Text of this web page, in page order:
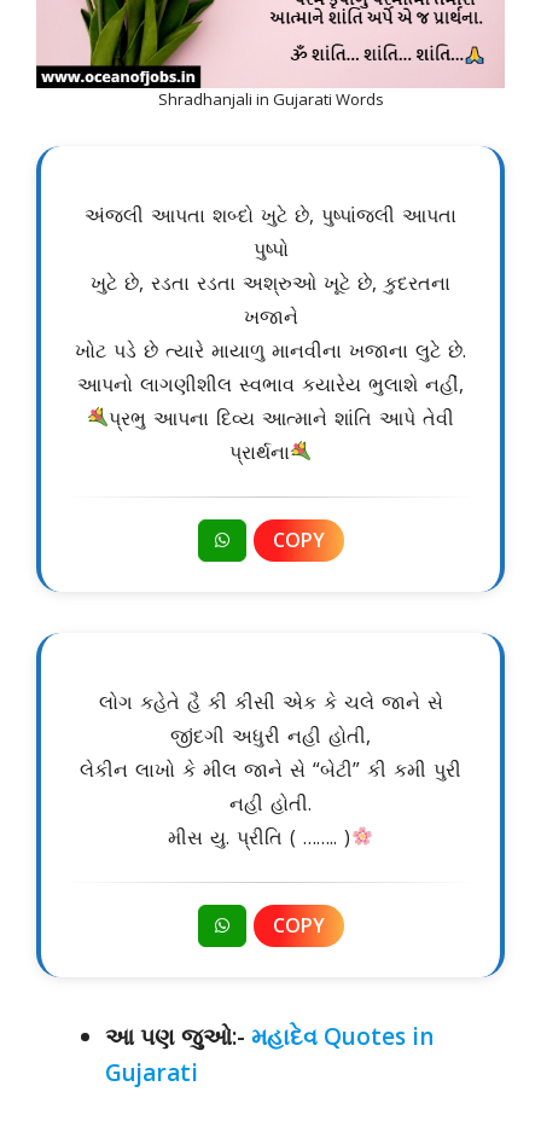
Shradhanjali in Gujarati Words
અંજલી આપતા શબ્દો ખુટે છે, પુષ્પાંજલી આપતા
પુષ્પો
ખુટે છે, રડતા રડતા અશ્રુઓ ખૂટે છે, કુદરતના
ખજાને
ખોટ પડે છે ત્યારે માયાળુ માનવીના ખજાના લુટે છે.
આપનો લાગણીશીલ સ્વભાવ કયારેય ભુલાશે નહીં,
પ્રભુ આપના દિવ્ય આત્માને શાંતિ આપે તેવી
પ્રાર્થના
COPY
લોગ કહેતે હૈ કી કીસી એક કે ચલે જાને સે
જીંદગી અધુરી નહી હોતી,
લેકીન લાખો કે મીલ જાને સે “બેટી” કી કમી પુરી
નહી હોતી.
મીસ યુ. પ્રીતિ ( …….. )
COPY
આ પણ જુઓ:- મહાદેવ Quotes in
Gujarati